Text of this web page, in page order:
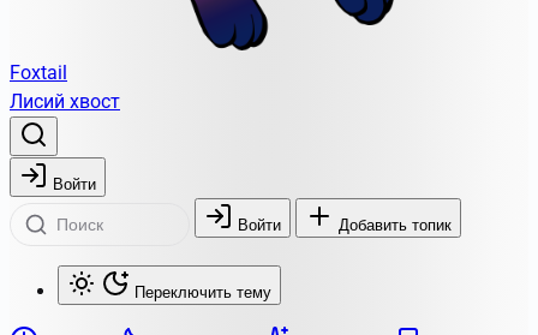
Foxtail
Лисий хвост
Войти
Войти Добавить топик
Переключить тему